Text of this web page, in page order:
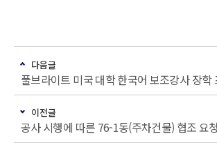
다음글
이전글
공사 시행에 따른 76-1동(주차건물) 협조 요청